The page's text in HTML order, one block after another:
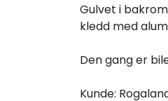
Gulvet i
kledd med
Den gang er
Kunde: